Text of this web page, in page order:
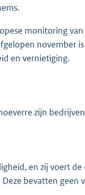
monitoring van
november
en vernietiging.
zijn
en zij voert
Deze bevatten